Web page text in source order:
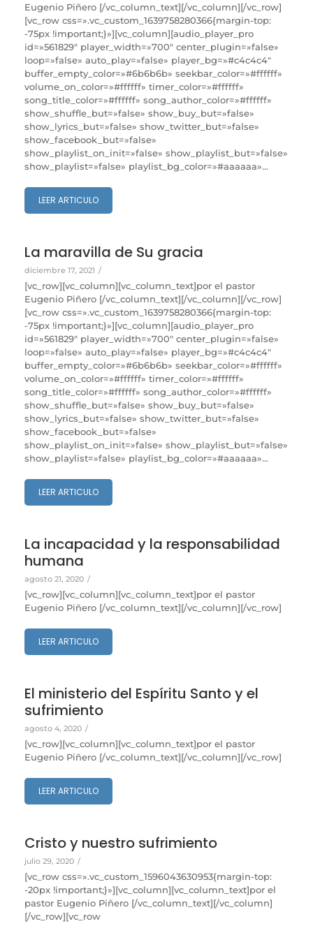
Eugenio Piñero [/vc_column_text][/vc_column][/vc_row]
[vc_row css=».vc_custom_1639758280366{margin-top:
-75px !important;}»][vc_column][audio_player_pro
id=»561829″ player_width=»700″ center_plugin=»false»
loop=»false» auto_play=»false» player_bg=»#c4c4c4″
buffer_empty_color=»#6b6b6b» seekbar_color=»#ffffff»
volume_on_color=»#ffffff» timer_color=»#ffffff»
song_title_color=»#ffffff» song_author_color=»#ffffff»
show_shuffle_but=»false» show_buy_but=»false»
show_lyrics_but=»false» show_twitter_but=»false»
show_facebook_but=»false»
show_playlist_on_init=»false» show_playlist_but=»false»
show_playlist=»false» playlist_bg_color=»#aaaaaa»...
LEER ARTICULO
La maravilla de Su gracia
diciembre 17, 2021 /
[vc_row][vc_column][vc_column_text]por el pastor
Eugenio Piñero [/vc_column_text][/vc_column][/vc_row]
[vc_row css=».vc_custom_1639758280366{margin-top:
-75px !important;}»][vc_column][audio_player_pro
id=»561829″ player_width=»700″ center_plugin=»false»
loop=»false» auto_play=»false» player_bg=»#c4c4c4″
buffer_empty_color=»#6b6b6b» seekbar_color=»#ffffff»
volume_on_color=»#ffffff» timer_color=»#ffffff»
song_title_color=»#ffffff» song_author_color=»#ffffff»
show_shuffle_but=»false» show_buy_but=»false»
show_lyrics_but=»false» show_twitter_but=»false»
show_facebook_but=»false»
show_playlist_on_init=»false» show_playlist_but=»false»
show_playlist=»false» playlist_bg_color=»#aaaaaa»...
LEER ARTICULO
La incapacidad y la responsabilidad
humana
agosto 21, 2020 /
[vc_row][vc_column][vc_column_text]por el pastor
Eugenio Piñero [/vc_column_text][/vc_column][/vc_row]
LEER ARTICULO
El ministerio del Espíritu Santo y el
sufrimiento
agosto 4, 2020 /
[vc_row][vc_column][vc_column_text]por el pastor
Eugenio Piñero [/vc_column_text][/vc_column][/vc_row]
LEER ARTICULO
Cristo y nuestro sufrimiento
julio 29, 2020 /
[vc_row css=».vc_custom_1596043630953{margin-top:
-20px !important;}»][vc_column][vc_column_text]por el
pastor Eugenio Piñero [/vc_column_text][/vc_column]
[/vc_row][vc_row